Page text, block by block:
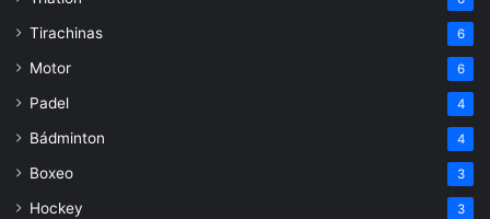
Tirachinas 6
Motor 6
Padel 4
Bádminton 4
Boxeo 3
Hockey 3